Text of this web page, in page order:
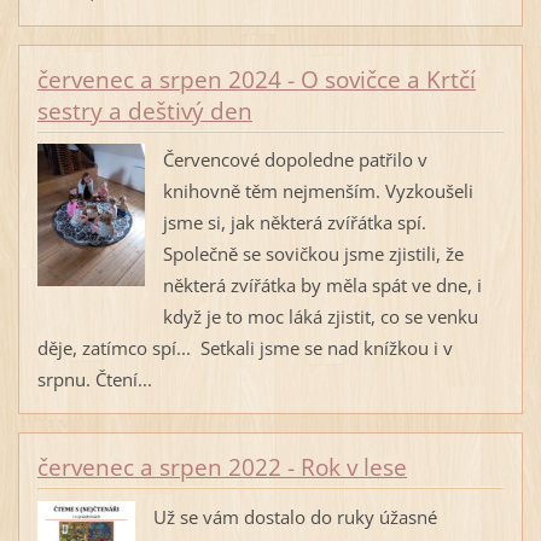
červenec a srpen 2024 - O sovičce a Krtčí
sestry a deštivý den
Červencové dopoledne patřilo v
knihovně těm nejmenším. Vyzkoušeli
jsme si, jak některá zvířátka spí.
Společně se sovičkou jsme zjistili, že
některá zvířátka by měla spát ve dne, i
když je to moc láká zjistit, co se venku
děje, zatímco spí... Setkali jsme se nad knížkou i v
srpnu. Čtení...
červenec a srpen 2022 - Rok v lese
Už se vám dostalo do ruky úžasné